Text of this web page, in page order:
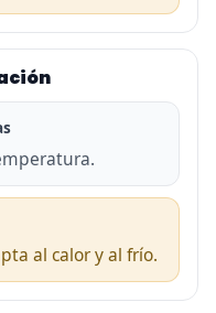
al calor y al frío.